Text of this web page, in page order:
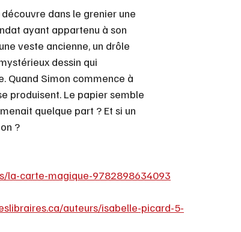
dans le grenier une
ayant appartenu à son
veste ancienne, un drôle
dessin qui
Quand Simon commence à
produisent. Le papier semble
quelque part ? Et si un
?
la-carte-magique-9782898634093
auteurs/isabelle-picard-5-